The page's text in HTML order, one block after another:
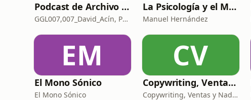
Podcast de Archivo 007
GGL007,007_David_Acín, Pablo_Ortega, 58, AlbertoBond y Claalc
La Psicología y el Modelo Parcuve®
Manuel Hernández
EM
El Mono Sónico
El Mono Sónico
CV
Copywriting, Ventas y Nada que perder
Copywriting, Ventas y Nada que Perder